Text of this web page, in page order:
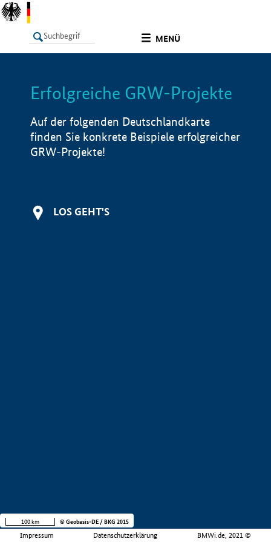
MENÜ
LISTE Info
Erfolgreiche GRW-Projekte
Auf der folgenden Deutschlandkarte
finden Sie konkrete Beispiele erfolgreicher
GRW-Projekte!
LOS GEHT'S
Impressum Datenschutzerklärung BMWi.de, 2021 ©
100 km © Geobasis-DE / BKG 2015